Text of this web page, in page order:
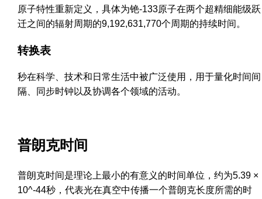
原子特性重新定义，具体为铯-133原子在两个超精细能级跃
迁之间的辐射周期的9,192,631,770个周期的持续时间。
转换表
秒在科学、技术和日常生活中被广泛使用，用于量化时间间
隔、同步时钟以及协调各个领域的活动。
普朗克时间
普朗克时间是理论上最小的有意义的时间单位，约为5.39 ×
10^-44秒，代表光在真空中传播一个普朗克长度所需的时